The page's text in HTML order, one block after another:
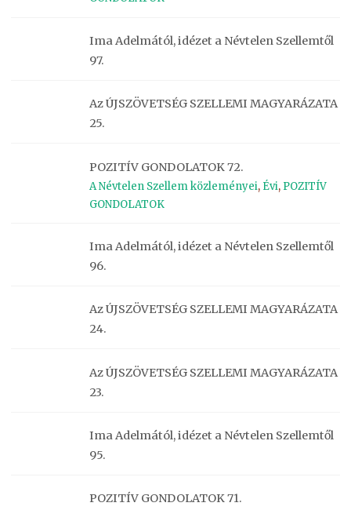
Ima Adelmától, idézet a Névtelen Szellemtől
97.
Az ÚJSZÖVETSÉG SZELLEMI MAGYARÁZATA
25.
POZITÍV GONDOLATOK 72.
A Névtelen Szellem közleményei, Évi, POZITÍV
GONDOLATOK
Ima Adelmától, idézet a Névtelen Szellemtől
96.
Az ÚJSZÖVETSÉG SZELLEMI MAGYARÁZATA
24.
Az ÚJSZÖVETSÉG SZELLEMI MAGYARÁZATA
23.
Ima Adelmától, idézet a Névtelen Szellemtől
95.
POZITÍV GONDOLATOK 71.